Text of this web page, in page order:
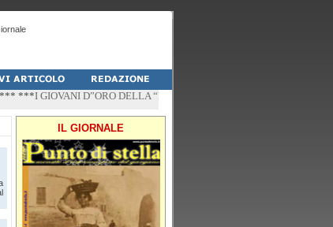
***I GIOVANI D”ORO DELLA “PALESTRA-DO” DI PESCHICI
IL GIORNALE